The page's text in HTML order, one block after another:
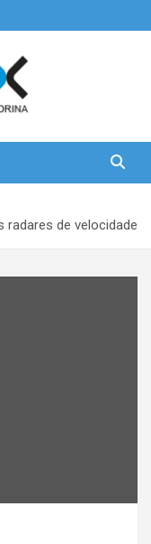
radares de velocidade